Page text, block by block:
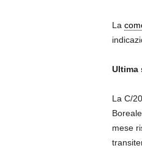
La
Ultima
La C/
mese